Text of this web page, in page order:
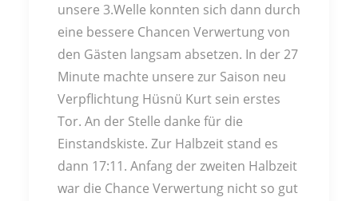
unsere 3.Welle konnten sich dann durch
eine bessere Chancen Verwertung von
den Gästen langsam absetzen. In der 27
Minute machte unsere zur Saison neu
Verpflichtung Hüsnü Kurt sein erstes
Tor. An der Stelle danke für die
Einstandskiste. Zur Halbzeit stand es
dann 17:11. Anfang der zweiten Halbzeit
war die Chance Verwertung nicht so gut